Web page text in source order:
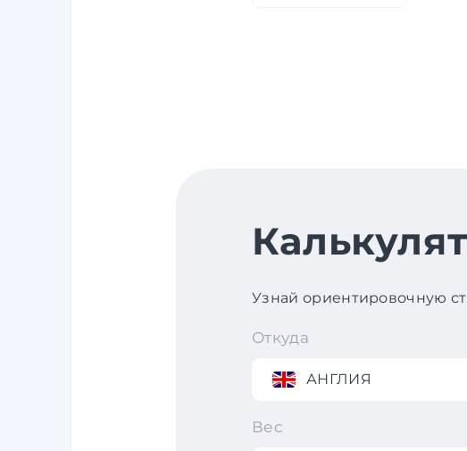
Узнай ориентировочную
Откуда
АНГЛИЯ
Вес